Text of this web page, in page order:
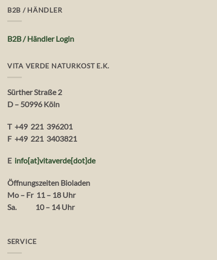
B2B / HÄNDLER
B2B / Händler Login
VITA VERDE NATURKOST E.K.
Sürther Straße 2
D – 50996 Köln
T +49 221 396201
F +49 221 3403821
E info[at]vitaverde[dot]de
Öffnungszeiten Bioladen
Mo – Fr 11 – 18 Uhr
Sa. 10 – 14 Uhr
SERVICE